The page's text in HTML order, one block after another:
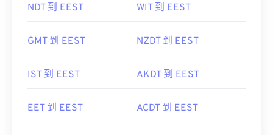
NDT 到 EEST WIT 到 EEST
GMT 到 EEST NZDT 到 EEST
IST 到 EEST AKDT 到 EEST
EET 到 EEST ACDT 到 EEST